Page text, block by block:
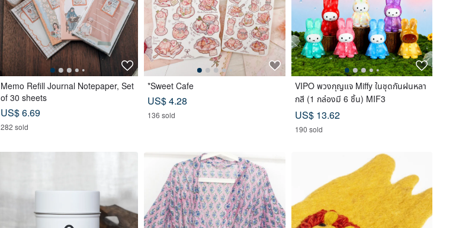
Memo Refill Journal Notepaper, Set
of 30 sheets
US$ 6.69
282 sold
*Sweet Cafe
US$ 4.28
136 sold
VIPO พวงกุญแจ Miffy ในชุดกันฝนหลา
กสี (1 กล่องมี 6 ชิ้น) MIF3
US$ 13.62
190 sold